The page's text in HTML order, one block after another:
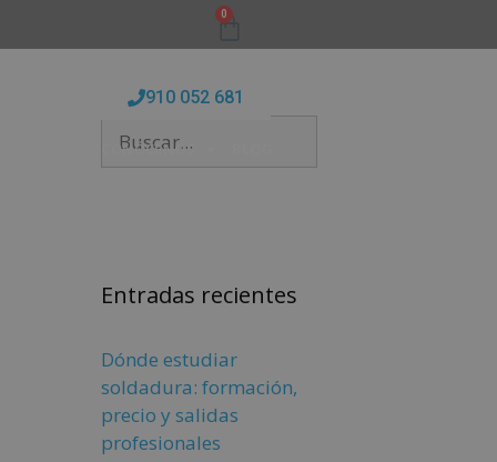
0
910 052 681
CONÓCENOS
Entradas recientes
Dónde estudiar
soldadura: formación,
precio y salidas
profesionales